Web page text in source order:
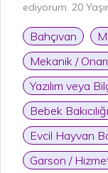
ediyorum. 20
Bahçıvan
Mekanik /
Yazılım veya
Bebek
Evcil Hayvan
Garson /